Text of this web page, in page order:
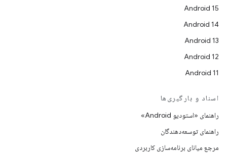
Android 15
Android 14
Android 13
Android 12
Android 11
اسناد و بارگیری‌ها
راهنمای «استودیو Android»
راهنمای توسعه‌دهندگان
مرجع میانای برنامه‌سازی کاربردی